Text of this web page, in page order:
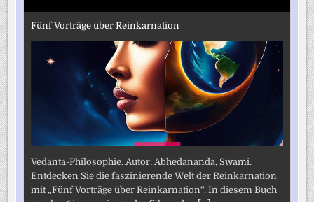
Fünf Vorträge über Reinkarnation
Vedanta-Philosophie. Autor: Abhedananda, Swami.
Entdecken Sie die faszinierende Welt der Reinkarnation
mit „Fünf Vorträge über Reinkarnation“. In diesem Buch